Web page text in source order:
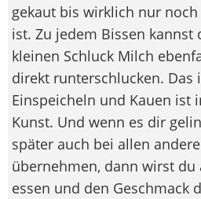
gekaut bis wirklich nur
ist. Zu jedem Bissen kannst
kleinen Schluck Milch
direkt runterschlucken. Das
Einspeicheln und Kauen ist
Kunst. Und wenn es dir
später auch bei allen
übernehmen, dann wirst
essen und den Geschmack